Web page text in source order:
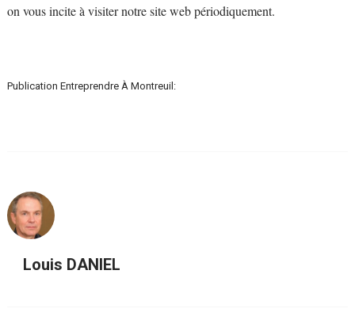
on vous incite à visiter notre site web périodiquement.
Publication Entreprendre À Montreuil:
Louis DANIEL